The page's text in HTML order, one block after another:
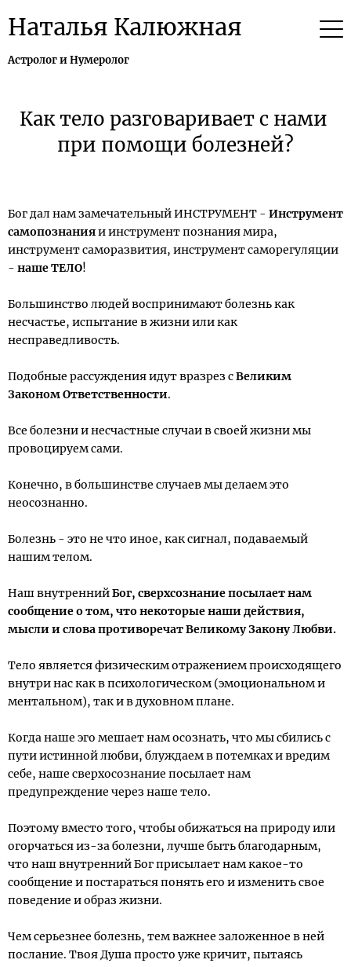
Наталья Калюжная
Астролог и Нумеролог
Как тело разговаривает с нами
при помощи болезней?
Бог дал нам замечательный ИНСТРУМЕНТ - Инструмент
самопознанияи инструмент познания мира,
инструмент саморазвития, инструмент саморегуляции
- наше ТЕЛО!
Большинство людей воспринимают болезнь как
несчастье, испытание в жизни или как
несправедливость.
Подобные рассуждения идут вразрез сВеликим
Законом Ответственности.
Все болезни и несчастные случаи в своей жизни мы
провоцируем сами.
Конечно, в большинстве случаев мы делаем это
неосознанно.
Болезнь - это не что иное, как сигнал, подаваемый
нашим телом.
Наш внутреннийБог, сверхсознание посылает нам
сообщение о том, что некоторые наши действия,
мысли и слова противоречат Великому Закону Любви.
Тело является физическим отражением происходящего
внутри нас как в психологическом (эмоциональном и
ментальном), так и в духовном плане.
Когда наше эго мешает нам осознать, что мы сбились с
пути истинной любви, блуждаем в потемках и вредим
себе, наше сверхосознание посылает нам
предупреждение через наше тело.
Поэтому вместо того, чтобы обижаться на природу или
огорчаться из-за болезни, лучше быть благодарным,
что наш внутренний Бог присылает нам какое-то
сообщение и постараться понять его и изменить свое
поведение и образ жизни.
Чем серьезнее болезнь, тем важнее заложенное в ней
послание. Твоя Душа просто уже кричит, пытаясь